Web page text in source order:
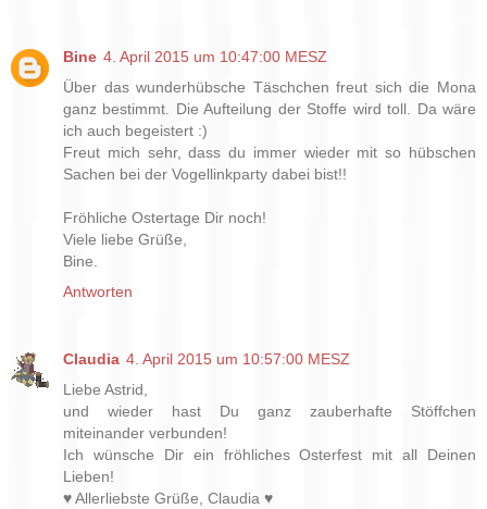
Bine 4. April 2015 um 10:47:00 MESZ
Über das wunderhübsche Täschchen freut sich die Mona
ganz bestimmt. Die Aufteilung der Stoffe wird toll. Da wäre
ich auch begeistert :)
Freut mich sehr, dass du immer wieder mit so hübschen
Sachen bei der Vogellinkparty dabei bist!!
Fröhliche Ostertage Dir noch!
Viele liebe Grüße,
Bine.
Antworten
Claudia 4. April 2015 um 10:57:00 MESZ
Liebe Astrid,
und wieder hast Du ganz zauberhafte Stöffchen
miteinander verbunden!
Ich wünsche Dir ein fröhliches Osterfest mit all Deinen
Lieben!
♥ Allerliebste Grüße, Claudia ♥